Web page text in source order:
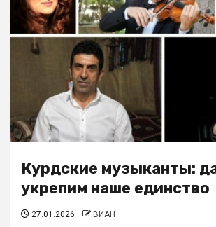
Курдские музыканты:
укрепим наше единство
27.01.2026 ВИАН